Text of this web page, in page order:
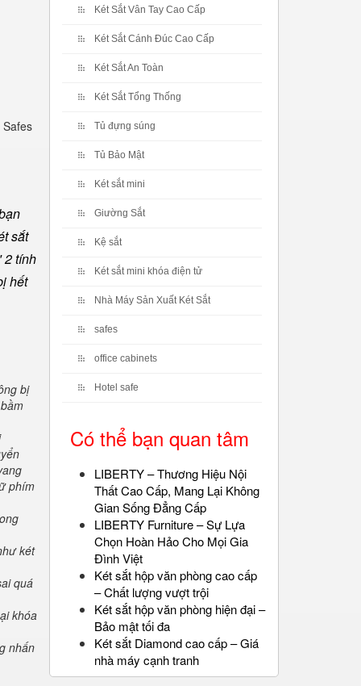
sắt
2 tính
hết
bị
phím
két
quá
khóa
nhấn
Két Sắt Vân Tay Cao Cấp
Két Sắt Cánh Đúc Cao Cấp
Két Sắt An Toàn
Két Sắt Tổng Thống
Tủ đựng súng
Tủ Bảo Mật
Két sắt mini
Giường Sắt
Kệ sắt
Két sắt mini khóa điện tử
Nhà Máy Sản Xuất Két Sắt
safes
office cabinets
Hotel safe
Có thể bạn quan tâm
LIBERTY – Thương Hiệu Nội
Thất Cao Cấp, Mang Lại Không
Gian Sống Đẳng Cấp
LIBERTY Furniture – Sự Lựa
Chọn Hoàn Hảo Cho Mọi Gia
Đình Việt
Két sắt hộp văn phòng cao cấp
– Chất lượng vượt trội
Két sắt hộp văn phòng hiện đại –
Bảo mật tối đa
Két sắt Diamond cao cấp – Giá
nhà máy cạnh tranh